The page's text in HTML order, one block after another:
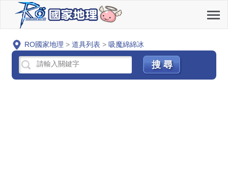
RO國家地理 > 道具列表 > 吸魔綿綿冰